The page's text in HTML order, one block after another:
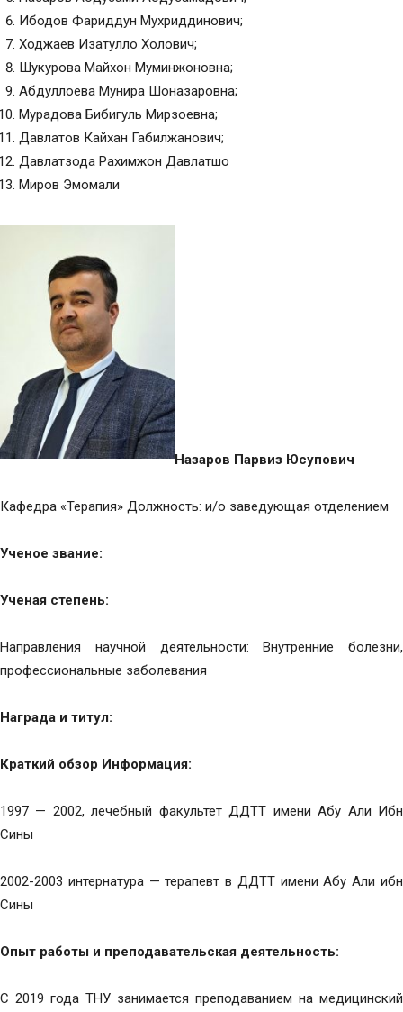
Ибодов Фариддун Мухриддинович;
Ходжаев Изатулло Холович;
Шукурова Майхон Муминжоновна;
Абдуллоева Мунира Шоназаровна;
Мурадова Бибигуль Мирзоевна;
Давлатов Кайхан Габилжанович;
Давлатзода Рахимжон Давлатшо
Миров Эмомали
Назаров Парвиз Юсупович
Кафедра «Терапия» Должность: и/о заведующая отделением
Ученое звание:
Ученая степень:
Направления научной деятельности: Внутренние болезни,
профессиональные заболевания
Награда и титул:
Краткий обзор Информация:
1997 — 2002, лечебный факультет ДДТТ имени Абу Али Ибн
Сины
2002-2003 интернатура — терапевт в ДДТТ имени Абу Али ибн
Сины
Опыт работы и преподавательская деятельность:
С 2019 года ТНУ занимается преподаванием на медицинский